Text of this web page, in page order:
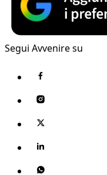
Segui Avvenire su